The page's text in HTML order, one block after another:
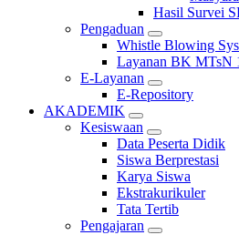
Hasil Survei
Pengaduan
Whistle Blowing
Layanan BK MTsN
E-Layanan
E-Repository
AKADEMIK
Kesiswaan
Data Peserta Didik
Siswa Berprestasi
Karya Siswa
Ekstrakurikuler
Tata Tertib
Pengajaran